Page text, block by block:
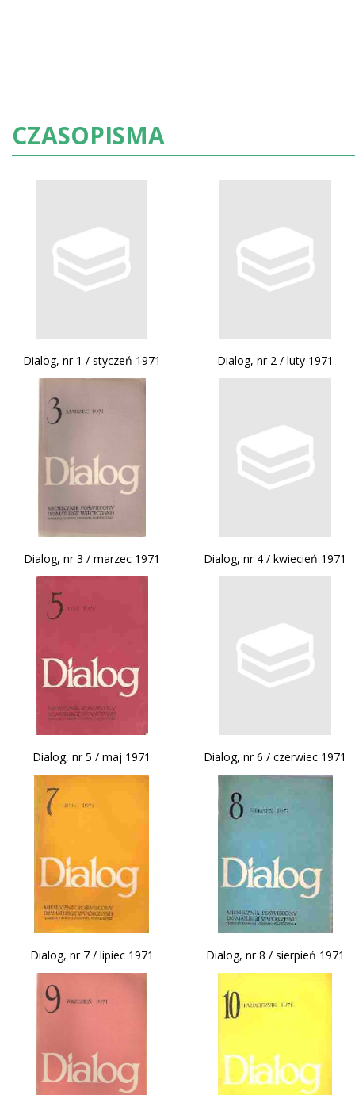
CZASOPISMA
Dialog, nr 1 / styczeń 1971 Dialog, nr 2 / luty 1971
Dialog, nr 3 / marzec 1971 Dialog, nr 4 / kwiecień 1971
Dialog, nr 5 / maj 1971 Dialog, nr 6 / czerwiec 1971
Dialog, nr 7 / lipiec 1971 Dialog, nr 8 / sierpień 1971